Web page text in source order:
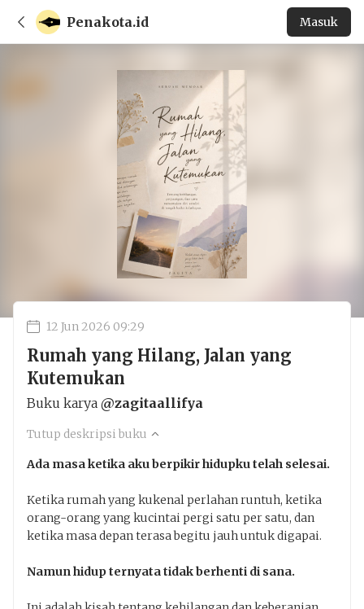
Penakota.id Masuk
12 Jun 2026 09:29
Rumah yang Hilang, Jalan yang
Kutemukan
Buku karya @zagitaallifya
Tutup deskripsi buku
Ada masa ketika aku berpikir hidupku telah selesai.
Ketika rumah yang kukenal perlahan runtuh, ketika
orang-orang yang kucintai pergi satu per satu, dan
ketika masa depan terasa begitu jauh untuk digapai.
Namun hidup ternyata tidak berhenti di sana.
@zagitaallifya